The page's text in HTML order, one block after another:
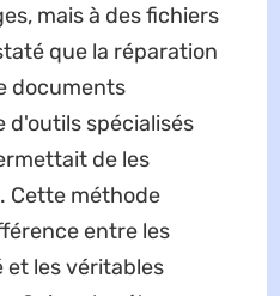
mais à des fichiers
que la réparation
documents
d'outils spécialisés
de les
Cette méthode
entre les
et les véritables